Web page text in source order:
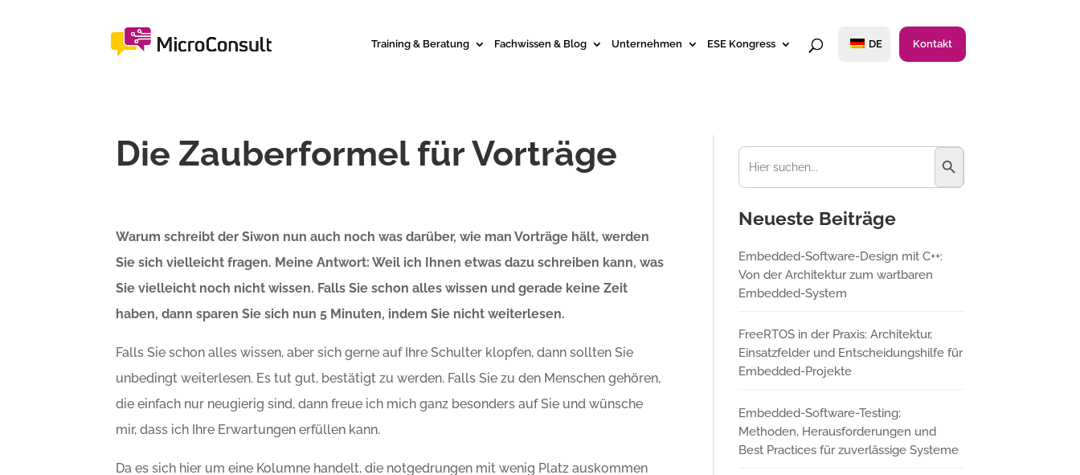
Training & Beratung Fachwissen & Blog Unternehmen ESE Kongress DE Kontakt
Die Zauberformel für Vorträge
Warum schreibt der Siwon nun auch noch was darüber, wie man Vorträge hält, werden
Sie sich vielleicht fragen. Meine Antwort: Weil ich Ihnen etwas dazu schreiben kann, was
Sie vielleicht noch nicht wissen. Falls Sie schon alles wissen und gerade keine Zeit
haben, dann sparen Sie sich nun 5 Minuten, indem Sie nicht weiterlesen.
Falls Sie schon alles wissen, aber sich gerne auf Ihre Schulter klopfen, dann sollten Sie
unbedingt weiterlesen. Es tut gut, bestätigt zu werden. Falls Sie zu den Menschen gehören,
die einfach nur neugierig sind, dann freue ich mich ganz besonders auf Sie und wünsche
mir, dass ich Ihre Erwartungen erfüllen kann.
Da es sich hier um eine Kolumne handelt, die notgedrungen mit wenig Platz auskommen
Suchen
nach:
Suchschaltfläche
Neueste Beiträge
Embedded-Software-Design mit C++:
Von der Architektur zum wartbaren
Embedded-System
FreeRTOS in der Praxis: Architektur,
Einsatzfelder und Entscheidungshilfe für
Embedded-Projekte
Embedded-Software-Testing:
Methoden, Herausforderungen und
Best Practices für zuverlässige Systeme